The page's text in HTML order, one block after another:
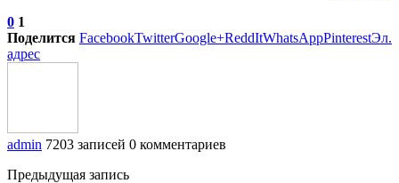
0 1
Поделится FacebookTwitterGoogle+ReddItWhatsAppPinterestЭл.
адрес
admin 7203 записей 0 комментариев
Предыдущая запись